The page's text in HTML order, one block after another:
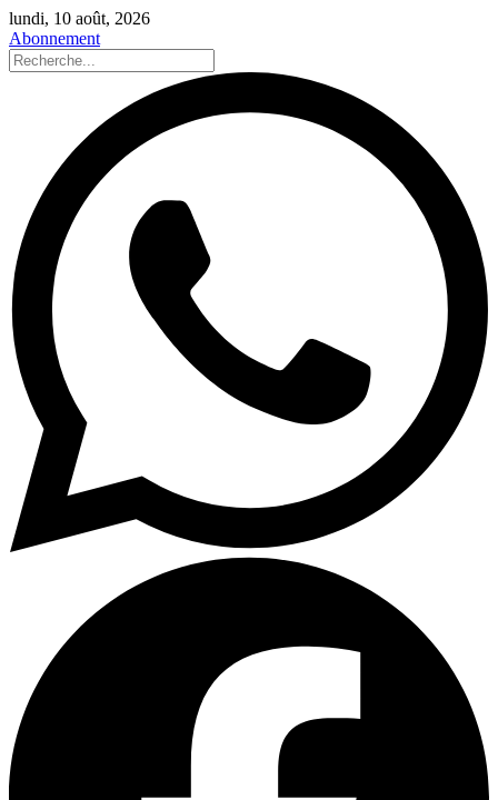
lundi, 10 août, 2026
Abonnement